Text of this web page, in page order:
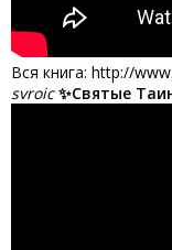
Вся книга: http://
svroic ✨Святые